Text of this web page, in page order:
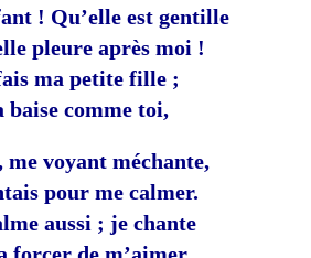
! Qu’elle est gentille
pleure après moi !
ma petite fille ;
baise comme toi,
me voyant méchante,
pour me calmer.
aussi ; je chante